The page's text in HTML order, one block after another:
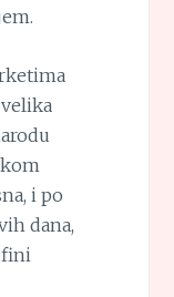
i po
dana,
fini